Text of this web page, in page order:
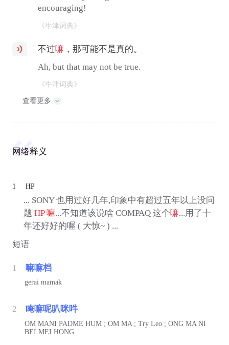
encouraging!
《牛津词典》
不过嘛 ，那可能不是真的。
Ah, but that may not be true.
《牛津词典》
查看更多
网络释义
1 HP
... SONY 也用过好几年,印象中有超过五年以上没问
题 HP 嘛...不知道该说啥 COMPAQ 这个嘛...用了十
年还好好的喔 ( 大惊~ ) ...
短语
1 嘛嘛档
gerai mamak
2 唵嘛呢叭咪吽
OM MANI PADME HUM ; OM MA ; Try Leo ; ONG MA NI
BEI MEI HONG